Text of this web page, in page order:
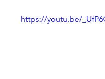
https://youtu.be/